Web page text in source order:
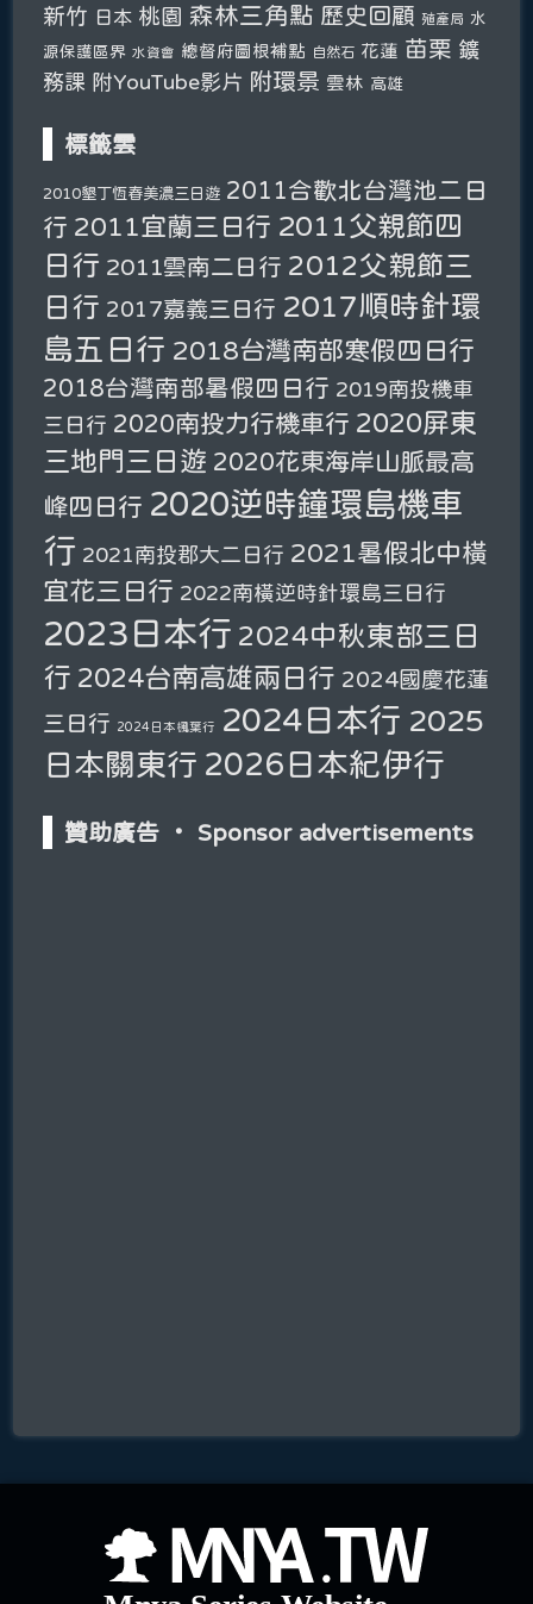
新竹 日本 桃園 森林三角點 歷史回顧 殖產局
水
源保護區界 水資會 總督府圖根補點 自然石 花蓮 苗栗 鑛
務課 附YouTube影片 附環景 雲林 高雄
標籤雲
2010墾丁恆春美濃三日遊 2011合歡北台灣池二日
行 2011宜蘭三日行 2011父親節四
日行 2011雲南二日行 2012父親節三
日行 2017嘉義三日行 2017順時針環
島五日行 2018台灣南部寒假四日行
2018台灣南部暑假四日行 2019南投機車
三日行 2020南投力行機車行 2020屏東
三地門三日遊 2020花東海岸山脈最高
峰四日行 2020逆時鐘環島機車
行 2021南投郡大二日行 2021暑假北中橫
宜花三日行 2022南橫逆時針環島三日行
2023日本行 2024中秋東部三日
行 2024台南高雄兩日行 2024國慶花蓮
三日行 2024日本楓葉行 2024日本行 2025
日本關東行 2026日本紀伊行
贊助廣告 ‧ Sponsor advertisements